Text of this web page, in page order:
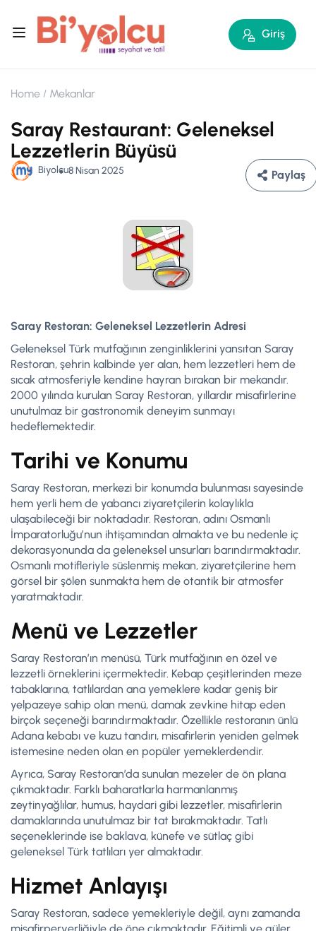
Giriş
Home Mekanlar
Saray Restaurant: Geleneksel
Lezzetlerin Büyüsü
Biyolcu8 Nisan 2025 Paylaş
Saray Restoran: Geleneksel Lezzetlerin Adresi
Geleneksel Türk mutfağının zenginliklerini yansıtan Saray
Restoran, şehrin kalbinde yer alan, hem lezzetleri hem de
sıcak atmosferiyle kendine hayran bırakan bir mekandır.
2000 yılında kurulan Saray Restoran, yıllardır misafirlerine
unutulmaz bir gastronomik deneyim sunmayı
hedeflemektedir.
Tarihi ve Konumu
Saray Restoran, merkezi bir konumda bulunması sayesinde
hem yerli hem de yabancı ziyaretçilerin kolaylıkla
ulaşabileceği bir noktadadır. Restoran, adını Osmanlı
İmparatorluğu’nun ihtişamından almakta ve bu nedenle iç
dekorasyonunda da geleneksel unsurları barındırmaktadır.
Osmanlı motifleriyle süslenmiş mekan, ziyaretçilerine hem
görsel bir şölen sunmakta hem de otantik bir atmosfer
yaratmaktadır.
Menü ve Lezzetler
Saray Restoran’ın menüsü, Türk mutfağının en özel ve
lezzetli örneklerini içermektedir. Kebap çeşitlerinden meze
tabaklarına, tatlılardan ana yemeklere kadar geniş bir
yelpazeye sahip olan menü, damak zevkine hitap eden
birçok seçeneği barındırmaktadır. Özellikle restoranın ünlü
Adana kebabı ve kuzu tandırı, misafirlerin yeniden gelmek
istemesine neden olan en popüler yemeklerdendir.
Ayrıca, Saray Restoran’da sunulan mezeler de ön plana
çıkmaktadır. Farklı baharatlarla harmanlanmış
zeytinyağlılar, humus, haydari gibi lezzetler, misafirlerin
damaklarında unutulmaz bir tat bırakmaktadır. Tatlı
seçeneklerinde ise baklava, künefe ve sütlaç gibi
geleneksel Türk tatlıları yer almaktadır.
Hizmet Anlayışı
Saray Restoran, sadece yemekleriyle değil, aynı zamanda